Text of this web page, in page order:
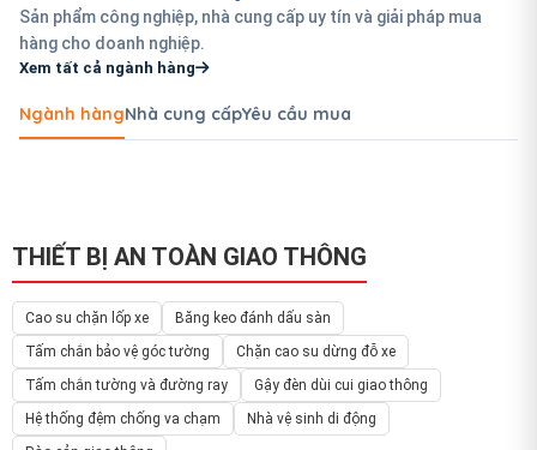
Sản phẩm công nghiệp, nhà cung cấp uy tín và giải pháp mua
hàng cho doanh nghiệp.
Xem tất cả ngành hàng
Ngành hàngNhà cung cấpYêu cầu mua
THIẾT BỊ AN TOÀN GIAO THÔNG
Cao su chặn lốp xe
Băng keo đánh dấu sàn
Tấm chắn bảo vệ góc tường
Chặn cao su dừng đỗ xe
Tấm chắn tường và đường ray
Gậy đèn dùi cui giao thông
Hệ thống đệm chống va chạm
Nhà vệ sinh di động